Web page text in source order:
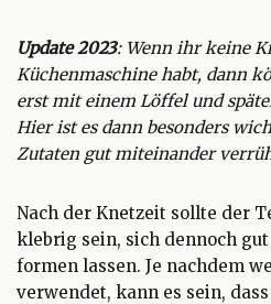
Update 2023: Wenn ihr keine
Küchenmaschine habt, dann
erst mit einem Löffel und
Hier ist es dann besonders
Zutaten gut miteinander
Nach der Knetzeit sollte der
klebrig sein, sich dennoch
formen lassen. Je nachdem
verwendet, kann es sein,